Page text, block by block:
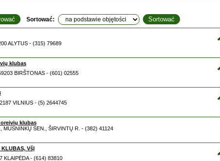
Sortować:
ALYTUS - (315) 79689
klubas
BIRŠTONAS - (601) 02555
VILNIUS - (5) 2644745
klubas
MUSNINKŲ SEN., ŠIRVINTŲ R. - (382) 41124
KLUBAS, VšĮ
KLAIPĖDA - (614) 83810